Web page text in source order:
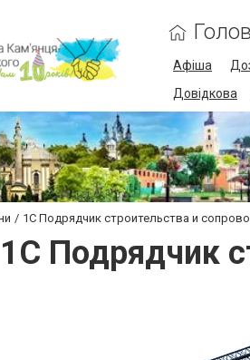
Афіша
Довідкова
1С Подрядчик строительства и
1С Подрядчик